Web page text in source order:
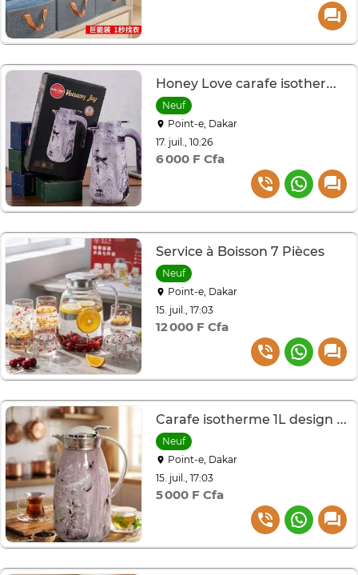
Honey Love carafe isotherme effet marbre gris 1L
Neuf
Point-e, Dakar
17. juil., 10:26
6 000 F Cfa
Service à Boisson 7 Pièces
Neuf
Point-e, Dakar
15. juil., 17:03
12 000 F Cfa
Carafe isotherme 1L design marbré élégante
Neuf
Point-e, Dakar
15. juil., 17:03
5 000 F Cfa